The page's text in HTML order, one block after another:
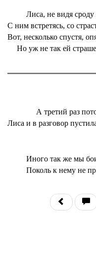
Лиса, не видя сроду
С ним встретясь, со
Вот, несколько спустя,
Но уж не так ей
А третий раз
Лиса и в разговор
Иного так же мы
Поколь к нему не